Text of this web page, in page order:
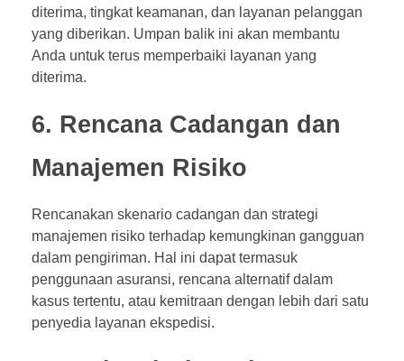
diterima, tingkat keamanan, dan layanan pelanggan
yang diberikan. Umpan balik ini akan membantu
Anda untuk terus memperbaiki layanan yang
diterima.
6. Rencana Cadangan dan
Manajemen Risiko
Rencanakan skenario cadangan dan strategi
manajemen risiko terhadap kemungkinan gangguan
dalam pengiriman. Hal ini dapat termasuk
penggunaan asuransi, rencana alternatif dalam
kasus tertentu, atau kemitraan dengan lebih dari satu
penyedia layanan ekspedisi.